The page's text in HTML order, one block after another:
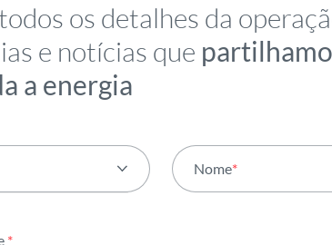
os detalhes da
e notícias que
a energia
Nome*
*